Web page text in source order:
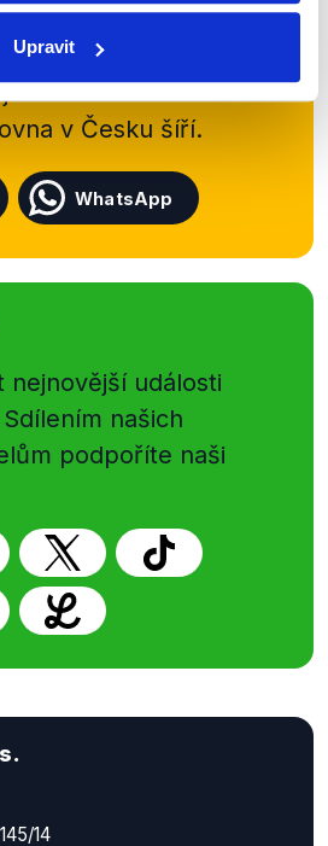
Upravit
článků a analýz.
a mějte tak
dezinformace a
v Česku šíří.
WhatsApp
nejnovější události
našich
podpoříte naši
14